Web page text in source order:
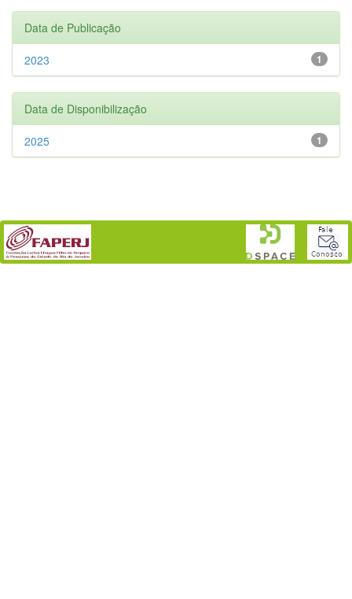
Data de Publicação
1
2023
Data de Disponibilização
1
2025